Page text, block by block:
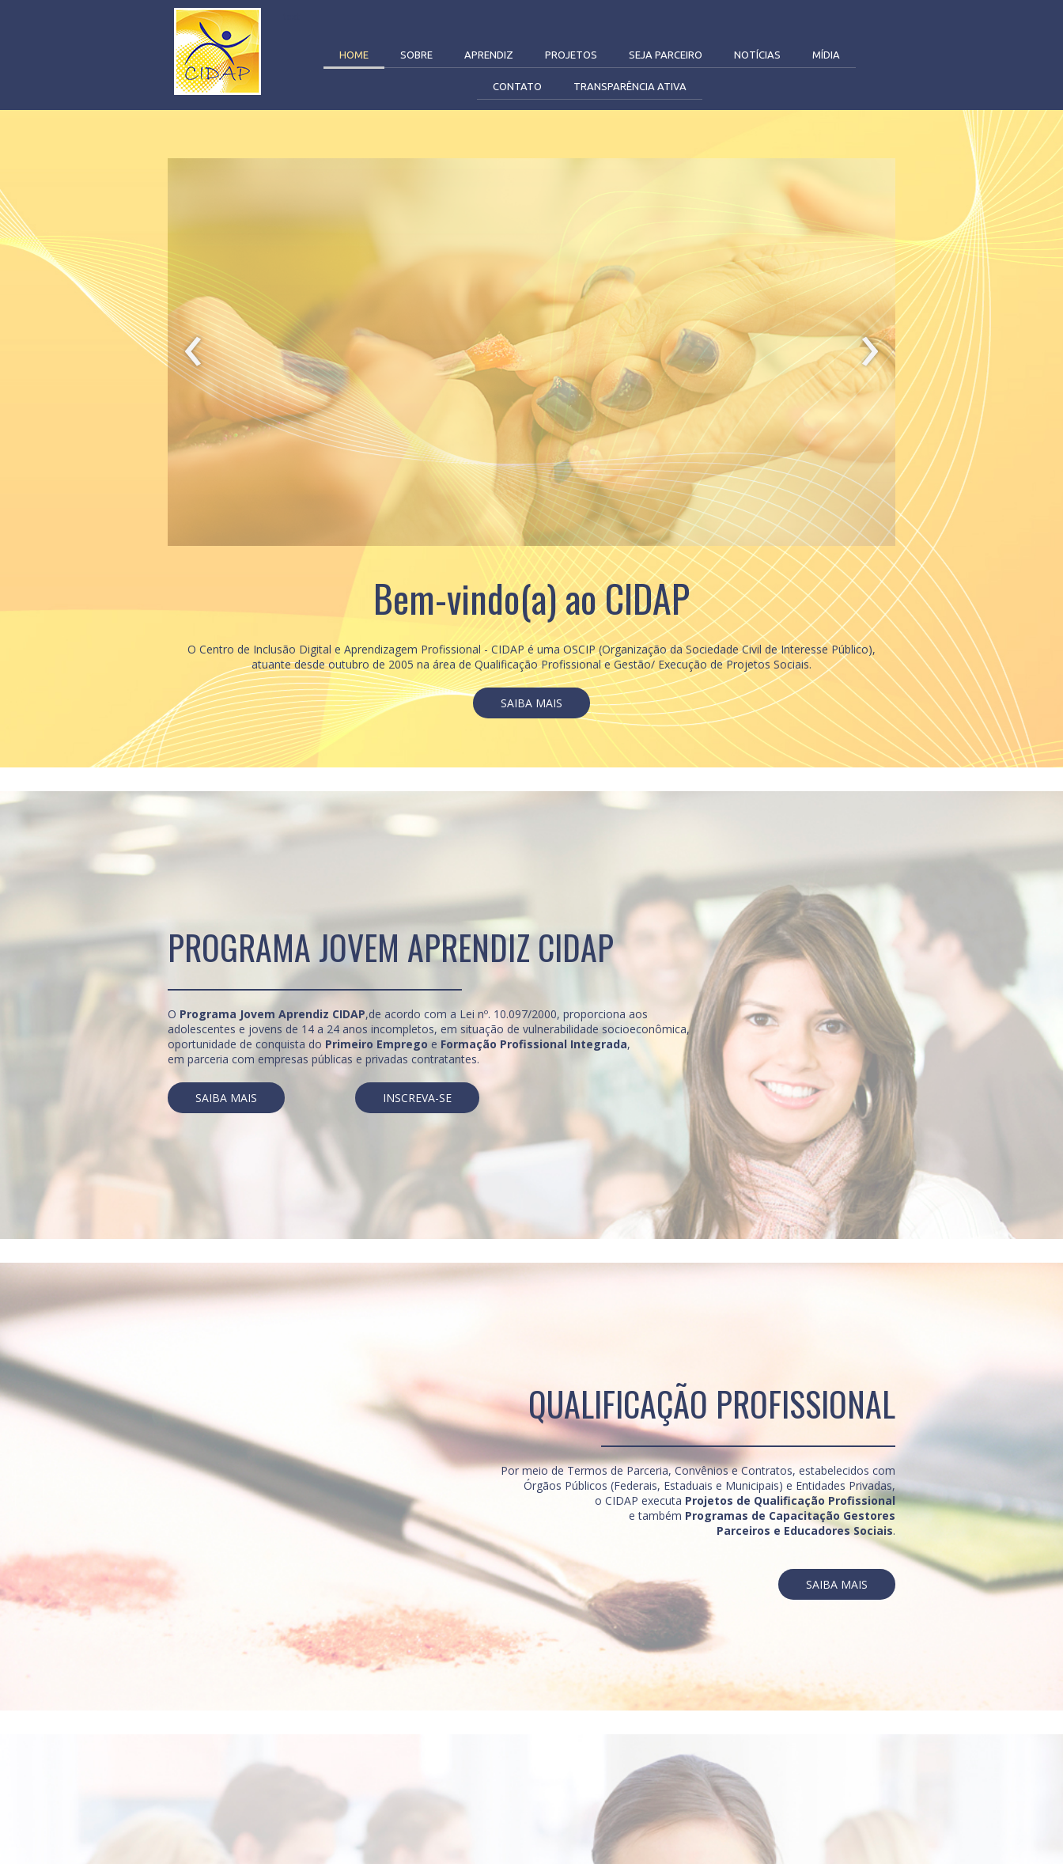
HOME SOBRE APRENDIZ PROJETOS SEJA PARCEIRO NOTÍCIAS MÍDIA
CONTATO TRANSPARÊNCIA ATIVA
‹ ›
Bem-vindo(a) ao CIDAP
O Centro de Inclusão Digital e Aprendizagem Profissional - CIDAP é uma OSCIP (Organização da Sociedade Civil de Interesse Público),
atuante desde outubro de 2005 na área de Qualificação Profissional e Gestão/ Execução de Projetos Sociais.
SAIBA MAIS
PROGRAMA JOVEM APRENDIZ CIDAP
O Programa Jovem Aprendiz CIDAP,de acordo com a Lei nº. 10.097/2000, proporciona aos
adolescentes e jovens de 14 a 24 anos incompletos, em situação de vulnerabilidade socioeconômica,
oportunidade de conquista do Primeiro Emprego e Formação Profissional Integrada,
em parceria com empresas públicas e privadas contratantes.
SAIBA MAIS INSCREVA-SE
QUALIFICAÇÃO PROFISSIONAL
Por meio de Termos de Parceria, Convênios e Contratos, estabelecidos com
Órgãos Públicos (Federais, Estaduais e Municipais) e Entidades Privadas,
o CIDAP executa Projetos de Qualificação Profissional
e também Programas de Capacitação Gestores
Parceiros e Educadores Sociais.
SAIBA MAIS